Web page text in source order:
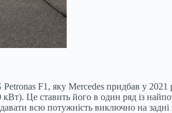
F1, яку Mercedes придбав у 2021
кВт). Це ставить його в один ряд із
всю потужність виключно на задні